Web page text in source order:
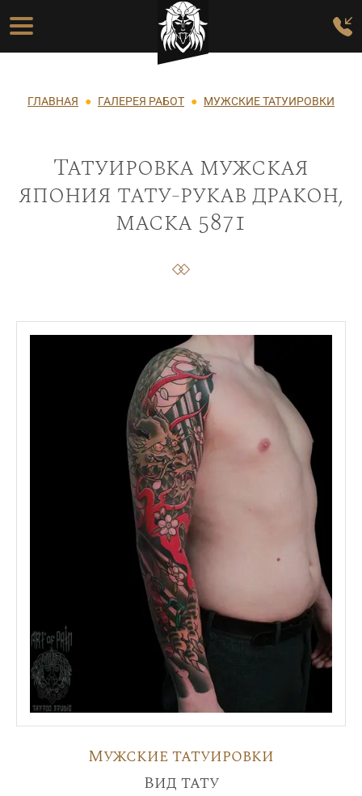
Перейти к основному содержанию
Основная навигация
Строка навигации
ГЛАВНАЯ ГАЛЕРЕЯ РАБОТ МУЖСКИЕ ТАТУИРОВКИ
Татуировка мужская
япония тату-рукав дракон,
маска 5871
Мужские татуировки
Вид тату